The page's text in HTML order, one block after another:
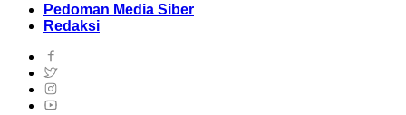
Pedoman Media Siber
Redaksi